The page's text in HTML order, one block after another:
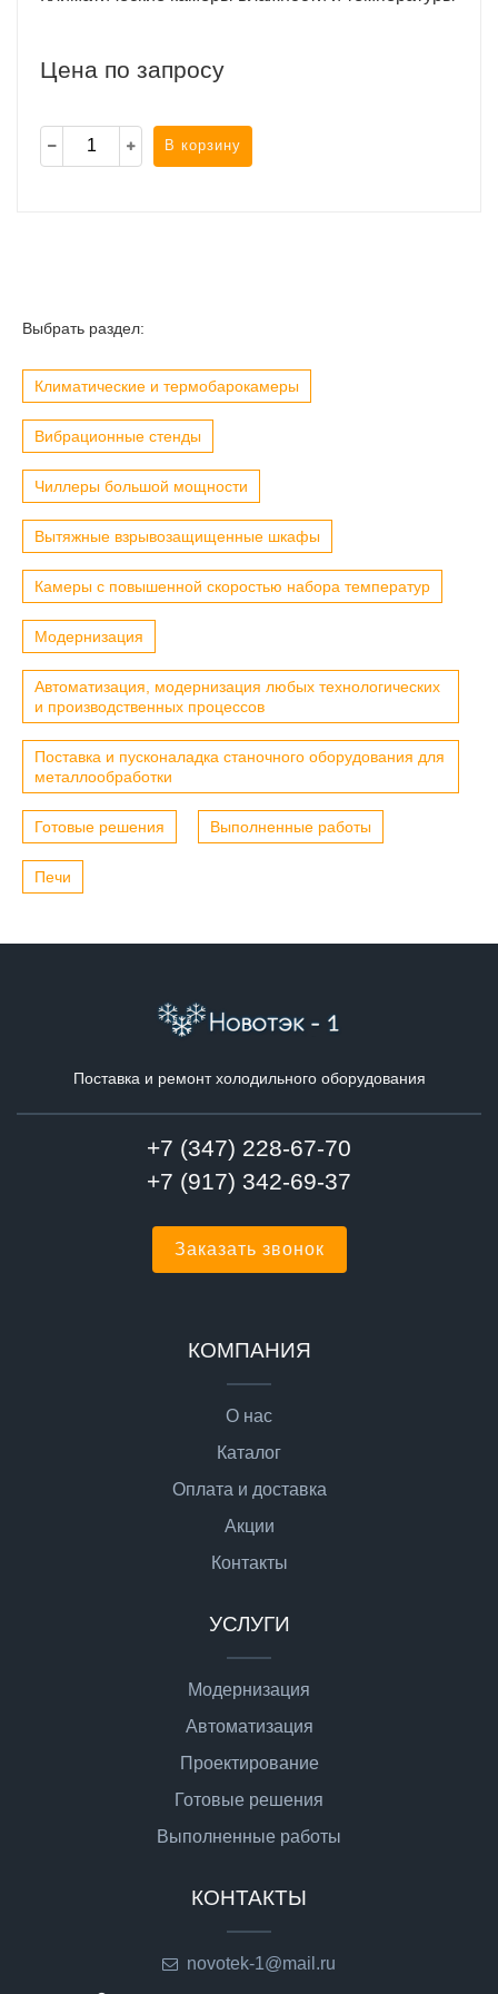
Цена по запросу
В корзину
Выбрать раздел:
Климатические и термобарокамеры
Вибрационные стенды
Чиллеры большой мощности
Вытяжные взрывозащищенные шкафы
Камеры с повышенной скоростью набора температур
Модернизация
Автоматизация, модернизация любых технологических
и производственных процессов
Поставка и пусконаладка станочного оборудования для
металлообработки
Готовые решения Выполненные работы
Печи
Поставка и ремонт холодильного оборудования
+7 (347) 228-67-70
+7 (917) 342-69-37
Заказать звонок
КОМПАНИЯ
О нас
Каталог
Оплата и доставка
Акции
Контакты
УСЛУГИ
Модернизация
Автоматизация
Проектирование
Готовые решения
Выполненные работы
КОНТАКТЫ
novotek-1@mail.ru